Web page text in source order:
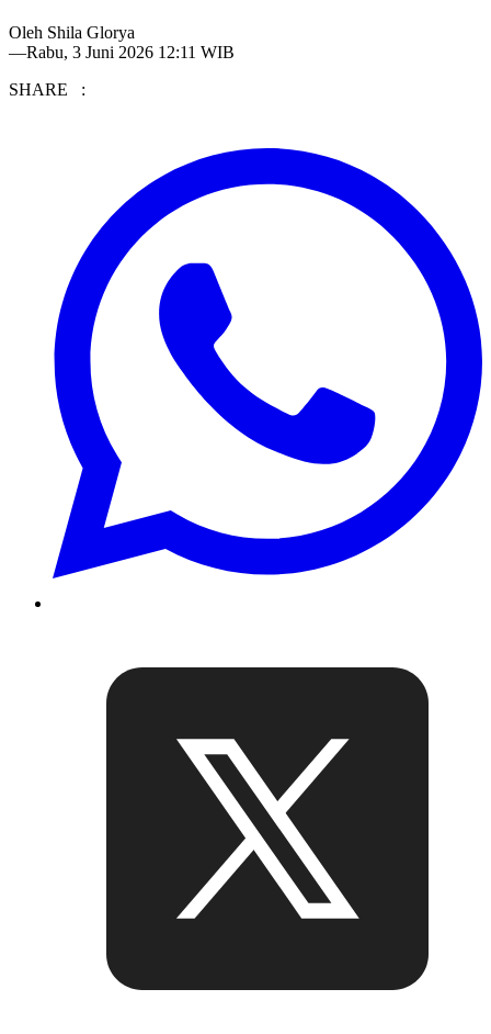
Oleh Shila Glorya
—Rabu, 3 Juni 2026 12:11 WIB
SHARE :